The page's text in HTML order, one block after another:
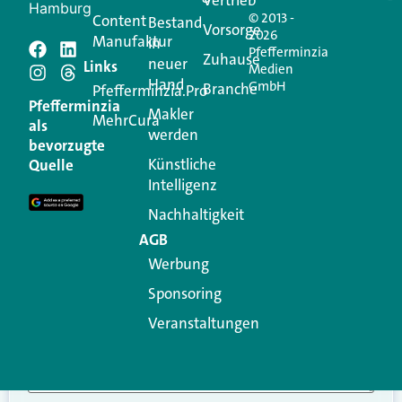
Schreiben Sie einen
Kommentar
Ihre E-Mail-Adresse wird nicht veröffentlicht.
Erforderliche Felder sind mit
Kommentar
Hamburg
Pfefferminzia
als
bevorzugte
Quelle
Content
Manufaktur
Links
Pfefferminzia.Pro
MehrCura
Bestand
in
neuer
Hand
Makler
werden
Künstliche
Intelligenz
Nachhaltigkeit
AGB
Werbung
Sponsoring
Veranstaltungen
Vorsorge
Zuhause
Branche
© 2013 -
2026
Pfefferminzia
Medien
GmbH